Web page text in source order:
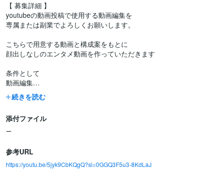
【 募集詳細 】
youtubeの動画投稿で使用する動画編集を
専属または副業でよろしくお願いします。
こちらで用意する動画と構成案をもとに
顔出しなしのエンタメ動画を作っていただきます
条件として
動画編集
・納期3日以内〜
・月5本からでまずは相談
・final cut proで編集
・熱意や約束を守る信頼性を特に重視するのでよろしくお願いしま
・最低半年は続けること
→MacBook(ない場合はこちらで用意)
続きを読む
添付ファイル
ー
参考URL
https://youtu.be/5jyk9CbKQgQ?si=0GGQ3F5u3-8KdLaJ